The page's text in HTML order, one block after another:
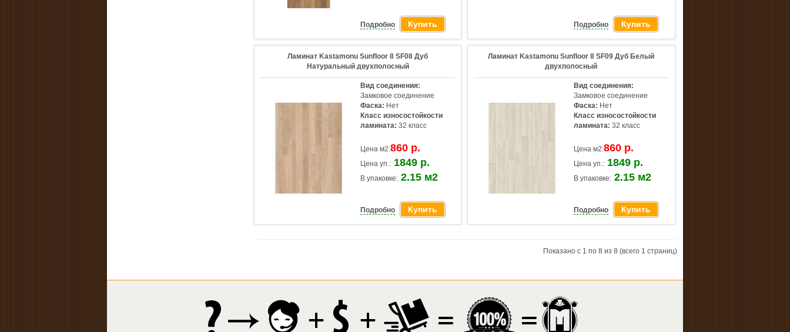
Подробно Купить Подробно Купить
Ламинат Kastamonu Sunfloor 8 SF08 Дуб
Натуральный двухполосный
Вид соединения:
Замковое соединение
Фаска: Нет
Класс износостойкости
ламината: 32 класс
Цена м2:860 р.
Цена уп.: 1849 р.
В упаковке: 2.15 м2
Подробно Купить
Ламинат Kastamonu Sunfloor 8 SF09 Дуб Белый
двухполосный
Вид соединения:
Замковое соединение
Фаска: Нет
Класс износостойкости
ламината: 32 класс
Цена м2:860 р.
Цена уп.: 1849 р.
В упаковке: 2.15 м2
Подробно Купить
Показано с 1 по 8 из 8 (всего 1 страниц)